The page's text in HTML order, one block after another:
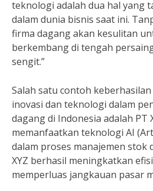
teknologi adalah dua hal yang
dalam dunia bisnis saat ini.
firma dagang akan kesulitan
berkembang di tengah
sengit.”
Salah satu contoh
inovasi dan teknologi dalam
dagang di Indonesia adalah PT
memanfaatkan teknologi AI
dalam proses manajemen stok
XYZ berhasil meningkatkan
memperluas jangkauan pasar